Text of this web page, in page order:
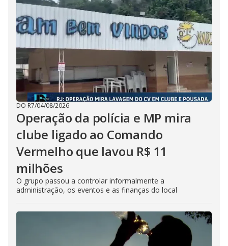
DO R7/04/08/2026
Operação da polícia e MP mira
clube ligado ao Comando
Vermelho que lavou R$ 11
milhões
O grupo passou a controlar informalmente a
administração, os eventos e as finanças do local